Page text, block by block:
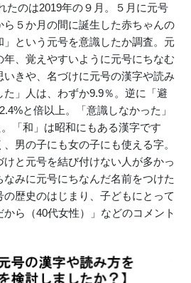
のは2019年の９月。５月に元号
ら５か月の間に誕生した赤ちゃんの
という元号を意識したか調査。元
、覚えやすいように元号にちなむ
きや、名づけに元号の漢字や読み
」人は、わずか9.9％。逆に「避
と倍以上。「意識しなかった」
「和」は昭和にもある漢字です
男の子にも女の子にも使える字。
と元号を結び付けない人が多かっ
みに元号にちなんだ名前をつけた
の歴史のはじまり、子どもにとって
ら（40代女性）」などのコメント